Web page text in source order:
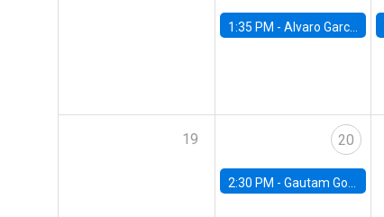
1:35 PM - Alvaro Garcia-Marin, Universidad de Los Andes
19 20
2:30 PM - Gautam Gowrisankaran, Columbia University